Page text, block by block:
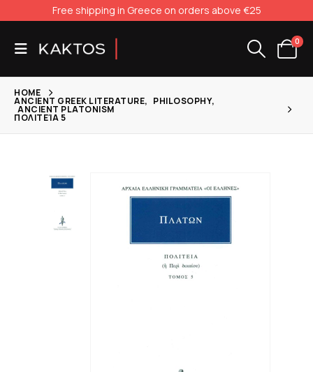
Free shipping in Greece on orders above €25
0
HOME
ANCIENT GREEK LITERATURE, PHILOSOPHY,
ANCIENT PLATONISM
ΠΟΛΙΤΕΊΑ 5